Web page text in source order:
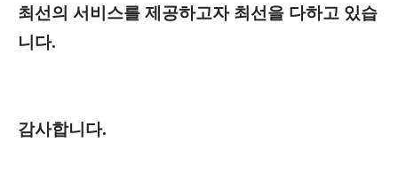
최선의 서비스를 제공하고자 최선을 다하고 있습
니다.
감사합니다.